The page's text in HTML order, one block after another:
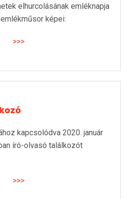
elhurcolásának emléknapja
képei:
>>>
kapcsolódva 2020. január
író-olvasó találkozót
>>>